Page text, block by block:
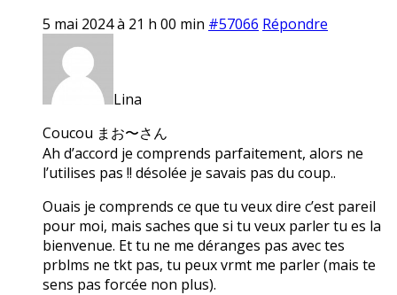
5 mai 2024 à 21 h 00 min #57066 Répondre
Lina
Coucou まお〜さん
Ah d’accord je comprends parfaitement, alors ne
l’utilises pas !! désolée je savais pas du coup..
Ouais je comprends ce que tu veux dire c’est pareil
pour moi, mais saches que si tu veux parler tu es la
bienvenue. Et tu ne me déranges pas avec tes
prblms ne tkt pas, tu peux vrmt me parler (mais te
sens pas forcée non plus).